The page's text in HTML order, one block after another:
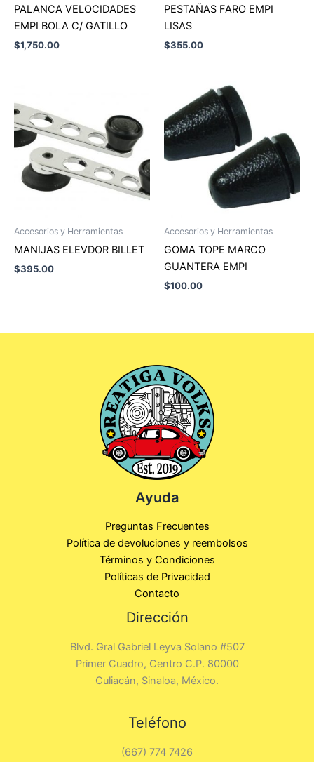
PALANCA VELOCIDADES
EMPI BOLA C/ GATILLO
$1,750.00
PESTAÑAS FARO EMPI
LISAS
$355.00
Accesorios y Herramientas
MANIJAS ELEVDOR BILLET
$395.00
Accesorios y Herramientas
GOMA TOPE MARCO
GUANTERA EMPI
$100.00
Ayuda
Preguntas Frecuentes
Política de devoluciones y reembolsos
Términos y Condiciones
Políticas de Privacidad
Contacto
Dirección
Blvd. Gral Gabriel Leyva Solano #507
Primer Cuadro, Centro C.P. 80000
Culiacán, Sinaloa, México.
Teléfono
(667) 774 7426